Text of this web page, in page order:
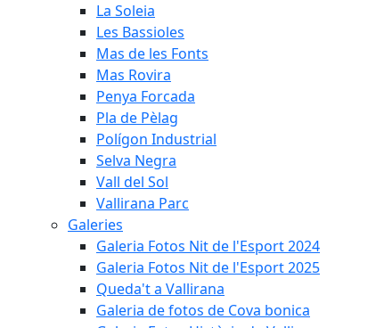
La Soleia
Les Bassioles
Mas de les Fonts
Mas Rovira
Penya Forcada
Pla de Pèlag
Polígon Industrial
Selva Negra
Vall del Sol
Vallirana Parc
Galeries
Galeria Fotos Nit de l'Esport 2024
Galeria Fotos Nit de l'Esport 2025
Queda't a Vallirana
Galeria de fotos de Cova bonica